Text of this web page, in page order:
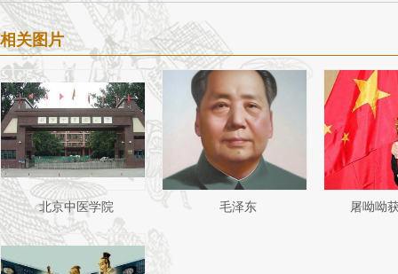
相关图片
北京中医学院 毛泽东 屠呦呦